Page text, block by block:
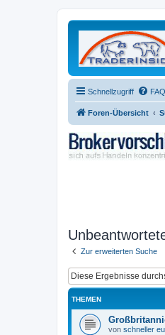
Schnellzugriff FAQ
Foren-Übersicht
Zur erweiterten Suche
THEMEN
von schneller